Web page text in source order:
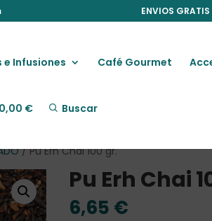
ENVIOS
e Infusiones Café Gourmet
0,00 € Buscar
/ Pu Erh Chai 100 gr.
Pu Erh Chai
6,65 €